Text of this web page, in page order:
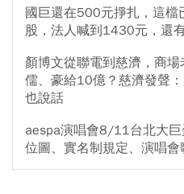
國巨還在500元掙扎，這
股，法人喊到1430元，還
顏博文從聯電到慈濟，商
儒、豪給10億？慈濟發聲
也說話
aespa演唱會8/11台北大
位圖、實名制規定、演唱會